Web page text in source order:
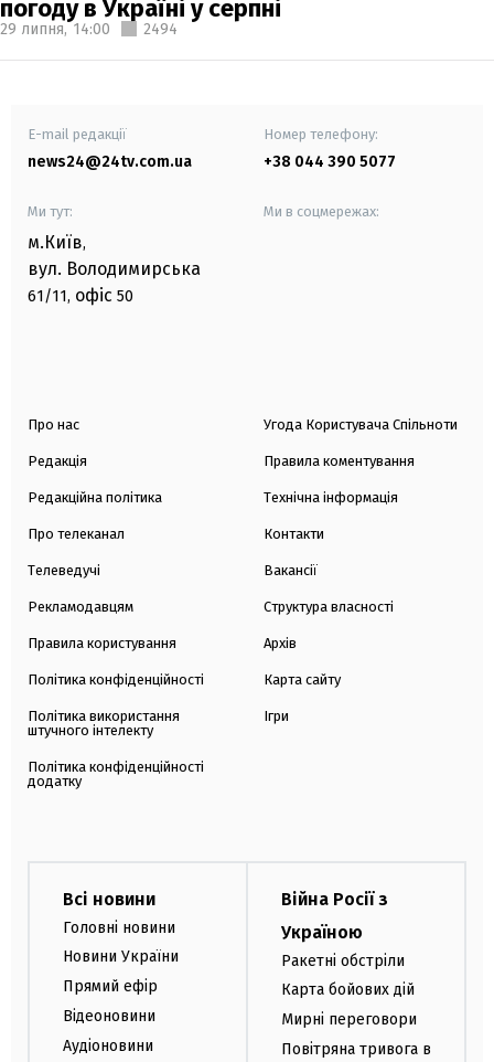
погоду в Україні у серпні
29 липня, 14:00 2494
E-mail редакції
news24@24tv.com.ua
Номер телефону:
+38 044 390 5077
Ми тут:
м.Київ,
вул. Володимирська
61/11, офіс 50
Ми в соцмережах:
Про нас
Редакція
Редакційна політика
Про телеканал
Телеведучі
Рекламодавцям
Правила користування
Політика конфіденційності
Політика використання
штучного інтелекту
Політика конфіденційності
додатку
Угода Користувача Спільноти
Правила коментування
Технічна інформація
Контакти
Вакансії
Структура власності
Архів
Карта сайту
Ігри
Всі новини
Головні новини
Новини України
Прямий ефір
Відеоновини
Аудіоновини
Війна Росії з
Україною
Ракетні обстріли
Карта бойових дій
Мирні переговори
Повітряна тривога в